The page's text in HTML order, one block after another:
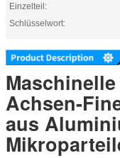
Einzelteil:
Schlüsselwort:
Achsen-
aus